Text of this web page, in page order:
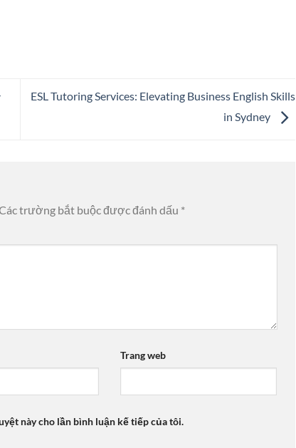
ESL Tutoring Services: Elevating Business English Skills
in Sydney
trường bắt buộc được đánh dấu *
Trang web
này cho lần bình luận kế tiếp của tôi.